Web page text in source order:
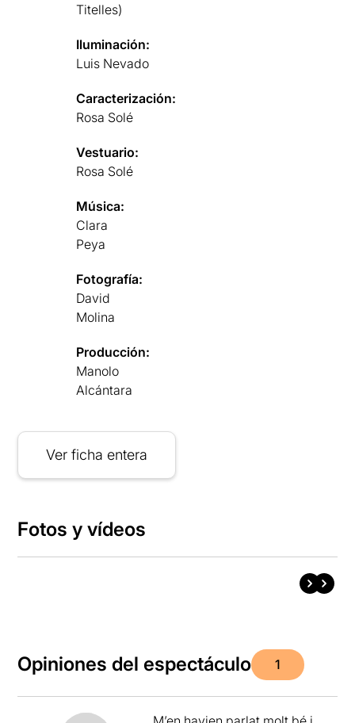
Titelles)
Iluminación:
Luis Nevado
Caracterización:
Rosa Solé
Vestuario:
Rosa Solé
Música:
Clara
Peya
Fotografía:
David
Molina
Producción:
Manolo
Alcántara
Ver ficha entera
Fotos y vídeos
Opiniones del espectáculo 1